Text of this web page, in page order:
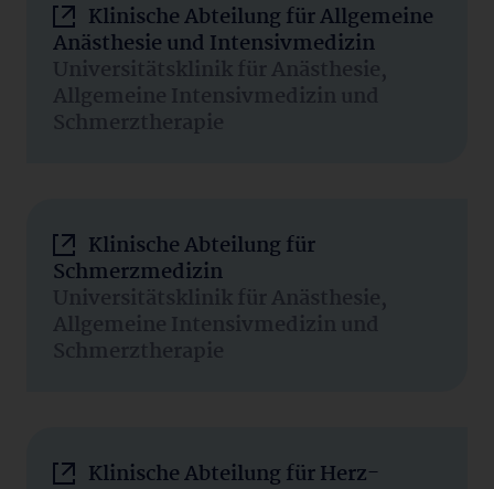
Klinische Abteilung für Allgemeine
Anästhesie und Intensivmedizin
Universitätsklinik für Anästhesie,
Allgemeine Intensivmedizin und
Schmerztherapie
Klinische Abteilung für
Schmerzmedizin
Universitätsklinik für Anästhesie,
Allgemeine Intensivmedizin und
Schmerztherapie
Klinische Abteilung für Herz-